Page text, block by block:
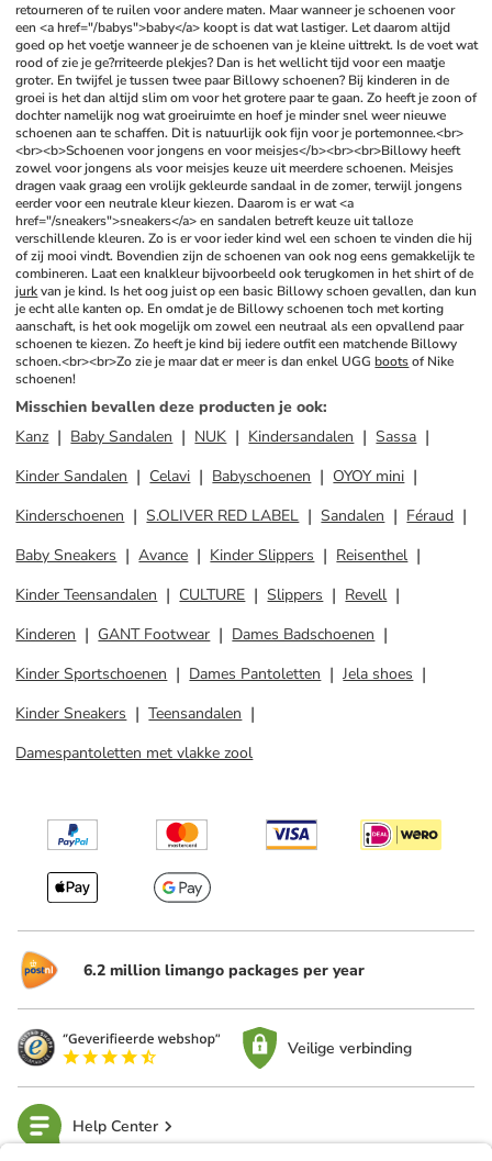
retourneren of te ruilen voor andere maten. Maar wanneer je schoenen voor
een <a href="/babys">baby</a> koopt is dat wat lastiger. Let daarom altijd
goed op het voetje wanneer je de schoenen van je kleine uittrekt. Is de voet wat
rood of zie je ge?rriteerde plekjes? Dan is het wellicht tijd voor een maatje
groter. En twijfel je tussen twee paar Billowy schoenen? Bij kinderen in de
groei is het dan altijd slim om voor het grotere paar te gaan. Zo heeft je zoon of
dochter namelijk nog wat groeiruimte en hoef je minder snel weer nieuwe
schoenen aan te schaffen. Dit is natuurlijk ook fijn voor je portemonnee.<br>
<br><b>Schoenen voor jongens en voor meisjes</b><br><br>Billowy heeft
zowel voor jongens als voor meisjes keuze uit meerdere schoenen. Meisjes
dragen vaak graag een vrolijk gekleurde sandaal in de zomer, terwijl jongens
eerder voor een neutrale kleur kiezen. Daarom is er wat <a
href="/sneakers">sneakers</a> en sandalen betreft keuze uit talloze
verschillende kleuren. Zo is er voor ieder kind wel een schoen te vinden die hij
of zij mooi vindt. Bovendien zijn de schoenen van ook nog eens gemakkelijk te
jurk van je kind. Is het oog juist op een basic Billowy schoen gevallen, dan kun
je echt alle kanten op. En omdat je de Billowy schoenen toch met korting
aanschaft, is het ook mogelijk om zowel een neutraal als een opvallend paar
schoenen te kiezen. Zo heeft je kind bij iedere outfit een matchende Billowy
schoen.<br><br>Zo zie je maar dat er meer is dan enkel UGG boots of Nike
schoenen!
Misschien bevallen deze producten je ook:
Kanz
Baby Sandalen NUK Kindersandalen
Sassa
Kinder Sandalen
Celavi Babyschoenen
OYOY mini
Kinderschoenen
S.OLIVER RED LABEL Sandalen
Féraud
Baby Sneakers
Avance Kinder Slippers
Reisenthel
Kinder Teensandalen
CULTURE Slippers
Revell
Kinderen
GANT Footwear
Dames Badschoenen
Kinder Sportschoenen
Dames Pantoletten
Jela shoes
Kinder Sneakers
Teensandalen
Damespantoletten met vlakke zool
6.2 million limango packages per year
Veilige verbinding
Help Center